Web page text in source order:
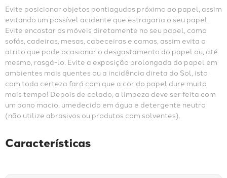
Evite posicionar objetos pontiagudos próximo ao papel, assim
evitando um possível acidente que estragaria o seu papel.
Evite encostar os móveis diretamente no seu papel, como
sofás, cadeiras, mesas, cabeceiras e camas, assim evita o
atrito que pode ocasionar o desgastamento do papel ou, até
mesmo, rasgá-lo. Evite a exposição prolongada do papel em
ambientes mais quentes ou a incidência direta do Sol, isto
com toda certeza fará com que a cor do papel dure muito
mais tempo! Depois de colado, a limpeza deve ser feita com
um pano macio, umedecido em água e detergente neutro
(não utilize abrasivos ou produtos com solventes).
Características